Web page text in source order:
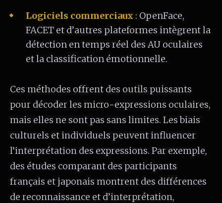
Logiciels commerciaux : OpenFace,
FACET et d’autres plateformes intègrent la
détection en temps réel des AU oculaires
et la classification émotionnelle.
Ces méthodes offrent des outils puissants
pour décoder les micro-expressions oculaires,
mais elles ne sont pas sans limites. Les biais
culturels et individuels peuvent influencer
l’interprétation des expressions. Par exemple,
des études comparant des participants
français et japonais montrent des différences
de reconnaissance et d’interprétation,